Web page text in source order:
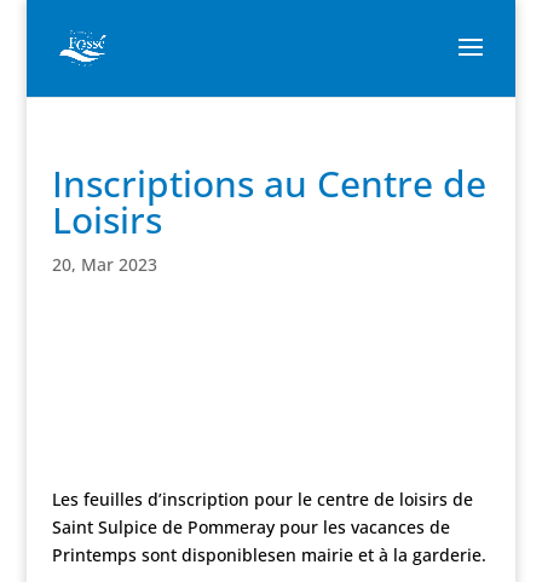
Inscriptions au Centre de
Loisirs
20, Mar 2023
Les feuilles d’inscription pour le centre de loisirs de
Saint Sulpice de Pommeray pour les vacances de
Printemps sont disponiblesen mairie et à la garderie.